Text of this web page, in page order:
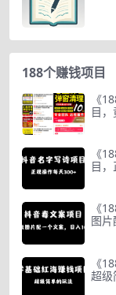
188个赚钱项目
《
目
《
目
《
图
《
超级